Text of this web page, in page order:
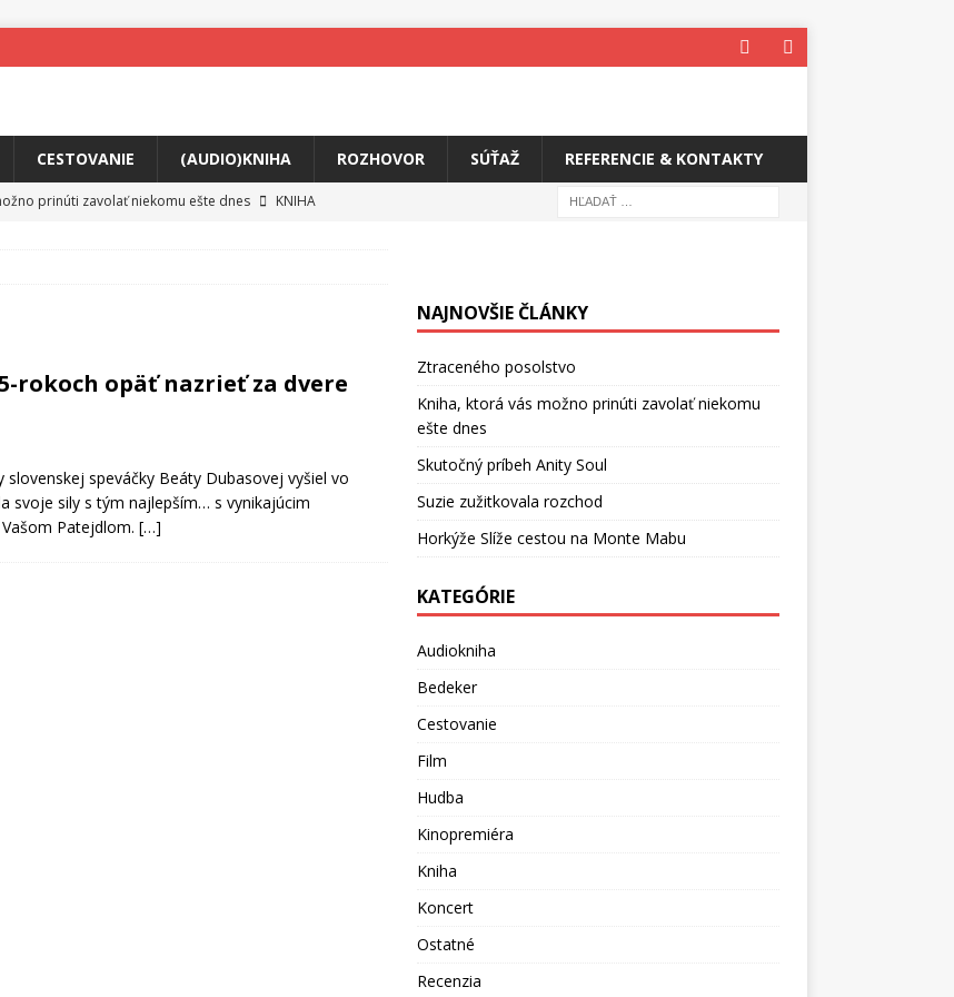
CESTOVANIE (AUDIO)KNIHA ROZHOVOR SÚŤAŽ REFERENCIE & KONTAKTY
prinúti zavolať niekomu ešte dnes
KNIHA
na Monte Mabu
akustický koncert
tajomstiev
FILM
rokoch opäť nazrieť za dvere
speváčky Beáty Dubasovej vyšiel vo
svoje sily s tým najlepším… s vynikajúcim
Patejdlom. […]
NAJNOVŠIE ČLÁNKY
Ztraceného posolstvo
Kniha, ktorá vás možno prinúti zavolať niekomu
ešte dnes
Skutočný príbeh Anity Soul
Suzie zužitkovala rozchod
Horkýže Slíže cestou na Monte Mabu
KATEGÓRIE
Audiokniha
Bedeker
Cestovanie
Film
Hudba
Kinopremiéra
Kniha
Koncert
Ostatné
Recenzia